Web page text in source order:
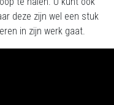
deze zijn wel een stuk
in zijn werk gaat.